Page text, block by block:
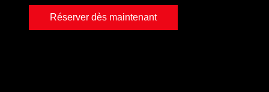
Réserver dès maintenant